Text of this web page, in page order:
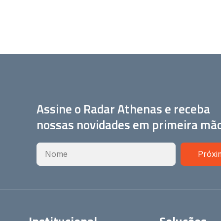
Assine o Radar Athenas e receba
nossas novidades em primeira